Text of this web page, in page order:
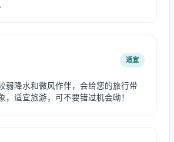
适宜
弱降水和微风作伴，会给您的旅行带
，适宜旅游，可不要错过机会呦！